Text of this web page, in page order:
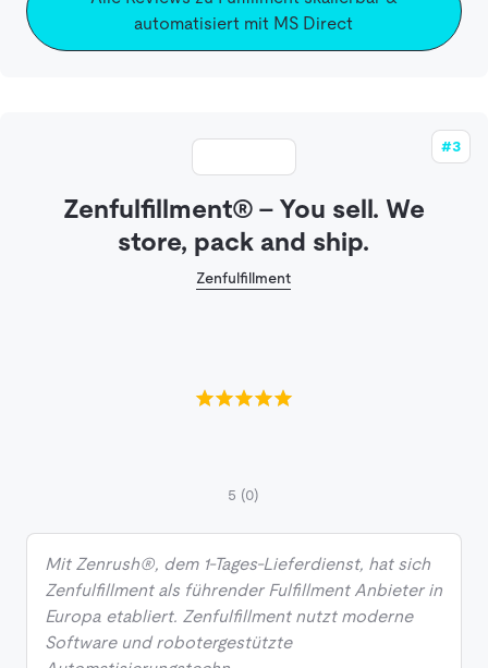
automatisiert mit MS Direct
#3
Zenfulfillment® – You sell. We
store, pack and ship.
Zenfulfillment
5 (0)
Mit Zenrush®, dem 1-Tages-Lieferdienst, hat sich
Zenfulfillment als führender Fulfillment Anbieter in
Europa etabliert. Zenfulfillment nutzt moderne
Software und robotergestützte